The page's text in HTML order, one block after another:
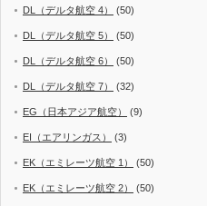
DL（デルタ航空 4） (50)
DL（デルタ航空 5） (50)
DL（デルタ航空 6） (50)
DL（デルタ航空 7） (32)
EG（日本アジア航空） (9)
EI（エアリンガス） (3)
EK（エミレーツ航空 1） (50)
EK（エミレーツ航空 2） (50)